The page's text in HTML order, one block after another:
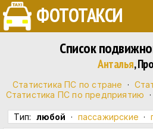
ФОТОТАКСИ
Список
Анталья,
Статистика ПС по стране ·
Статистика ПС по предприятию
Тип: любой · пассажирские ·